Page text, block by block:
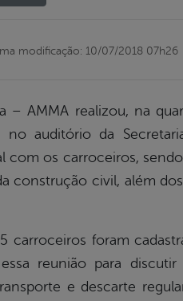
modificação: 10/07/2018 07h26
– AMMA realizou, na
auditório da
os carroceiros,
construção civil, além
carroceiros foram
reunião para
e descarte